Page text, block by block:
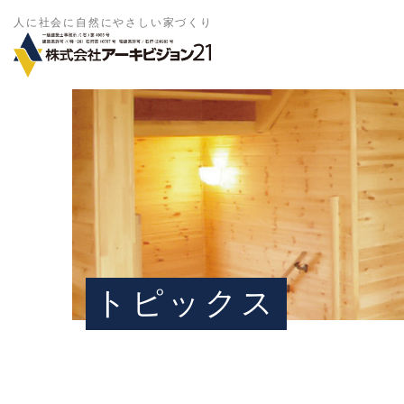
人に社会に自然にやさしい家づくり
トピックス